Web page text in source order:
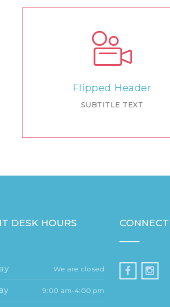
Flipped Header
SUBTITLE TEXT
DESK HOURS
We are closed
9:00 am-4:00 pm
CONNECT